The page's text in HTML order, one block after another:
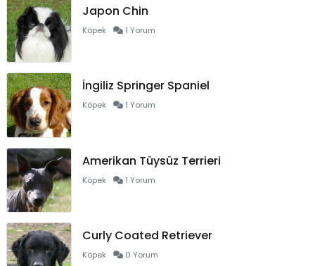
Japon Chin
Köpek 1 Yorum
İngiliz Springer Spaniel
Köpek 1 Yorum
Amerikan Tüysüz Terrieri
Köpek 1 Yorum
Curly Coated Retriever
Köpek 0 Yorum